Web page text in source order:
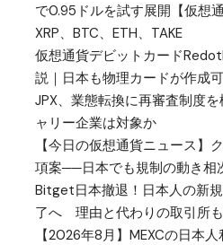
で0.95ドルを試す展開【仮想
XRP、BTC、ETH、TAKE
仮想通貨デビットカード
説｜日本も物理カードが作成
JPX、業態転換に再審査制度
ャリー企業は対象か
【今日の仮想通貨ニュース】
項案──日本でも規制の動き相
Bitget日本撤退！日本人の新
了へ 理由と代わりの取引所
【2026年8月】MEXCの日本